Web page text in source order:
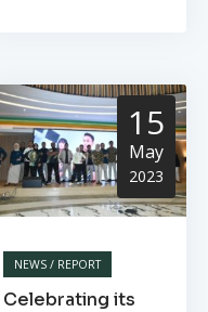
15
May
2023
NEWS / REPORT
Celebrating its